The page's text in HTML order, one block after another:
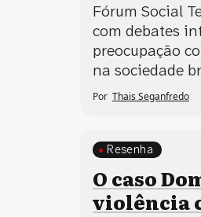
Fórum Social
com debates
preocupação
na sociedade
Por Thais Seganfredo
Resenha
O caso
violência